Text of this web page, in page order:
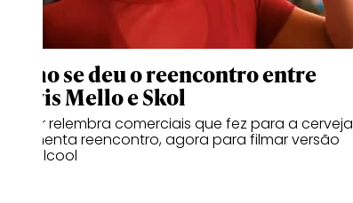
Como se deu o reencontro entre
Clóvis Mello e Skol
Diretor relembra comerciais que fez para a cerveja
e comenta reencontro, agora para filmar versão
zero álcool